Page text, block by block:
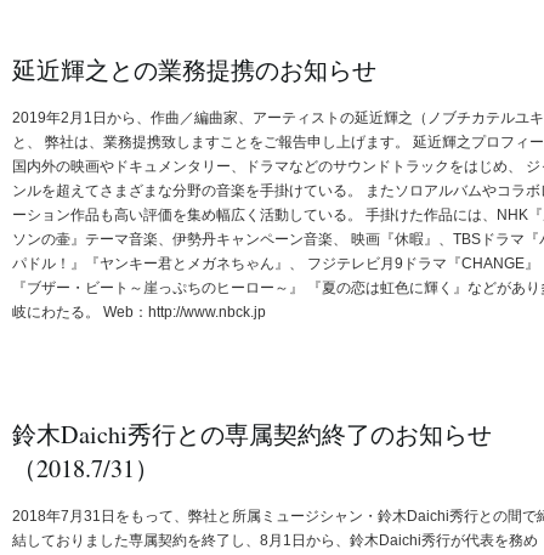
延近輝之との業務提携のお知らせ
2019年2月1日から、作曲／編曲家、アーティストの延近輝之（ノブチカテルユ
と、 弊社は、業務提携致しますことをご報告申し上げます。 延近輝之プロフィ
国内外の映画やドキュメンタリー、ドラマなどのサウンドトラックをはじめ、 ジ
ンルを超えてさまざまな分野の音楽を手掛けている。 またソロアルバムやコラボ
ーション作品も高い評価を集め幅広く活動している。 手掛けた作品には、NHK
ソンの壷』テーマ音楽、伊勢丹キャンペーン音楽、 映画『休暇』、TBSドラマ『
パドル！』『ヤンキー君とメガネちゃん』、 フジテレビ月9ドラマ『CHANGE』
『ブザー・ビート～崖っぷちのヒーロー～』 『夏の恋は虹色に輝く』などがあり
岐にわたる。 Web：http://www.nbck.jp
鈴木Daichi秀行との専属契約終了のお知らせ
（2018.7/31）
2018年7月31日をもって、弊社と所属ミュージシャン・鈴木Daichi秀行との間で
結しておりました専属契約を終了し、8月1日から、鈴木Daichi秀行が代表を務め